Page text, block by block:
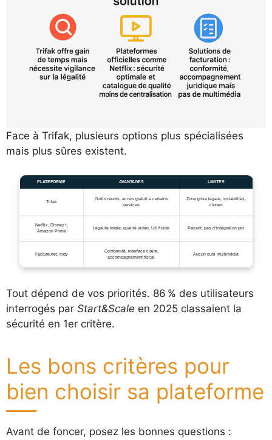
Face à Trifak, plusieurs options plus spécialisées
mais plus sûres existent.
PLATEFORME AVANTAGES LIMITES
Trifak
Outils réunis, accès gratuit à certains
services
Zone grise légale, instabilités,
clones
Netflix, Disney+,
Amazon Prime
Légalité totale, qualité vidéo, UX fluide Payant, pas d’intégration pro
Facture.net, Indy
Conformité, interface claire,
accompagnement fiscal
Aucun outil multimédia
Tout dépend de vos priorités. 86 % des utilisateurs
interrogés par Start&Scale en 2025 classaient la
sécurité en 1er critère.
Les bons critères pour
bien choisir sa plateforme
Avant de foncer, posez les bonnes questions :